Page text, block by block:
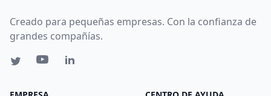
Creado para pequeñas empresas. Con la confianza de
grandes compañías.